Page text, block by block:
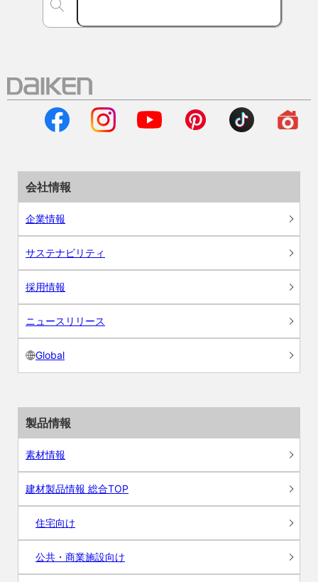
会社情報
企業情報
サステナビリティ
採用情報
ニュースリリース
Global
製品情報
素材情報
建材製品情報 総合TOP
住宅向け
公共・商業施設向け